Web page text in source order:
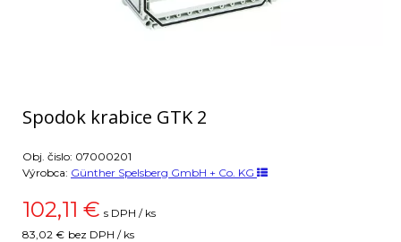
Spodok krabice GTK 2
Obj. čislo: 07000201
Výrobca: Günther Spelsberg GmbH + Co. KG
102,11 € s DPH / ks
83,02 € bez DPH / ks